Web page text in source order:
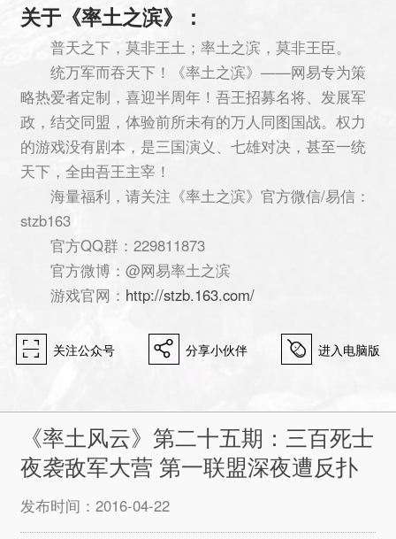
关于《率土之滨》：
普天之下，莫非王土；率土之滨，莫非王臣。
统万军而吞天下！《率土之滨》——网易专为策
略热爱者定制，喜迎半周年！吾王招募名将、发展军
政，结交同盟，体验前所未有的万人同图国战。权力
的游戏没有剧本，是三国演义、七雄对决，甚至一统
天下，全由吾王主宰！
海量福利，请关注《率土之滨》官方微信/易信：
stzb163
官方QQ群：229811873
官方微博：@网易率土之滨
游戏官网： http://stzb.163.com/
򰀁 关注公众号 򰀂 分享小伙伴 򰀄 进入电脑版
《率土风云》第二十五期：三百死士
夜袭敌军大营 第一联盟深夜遭反扑
发布时间：2016-04-22